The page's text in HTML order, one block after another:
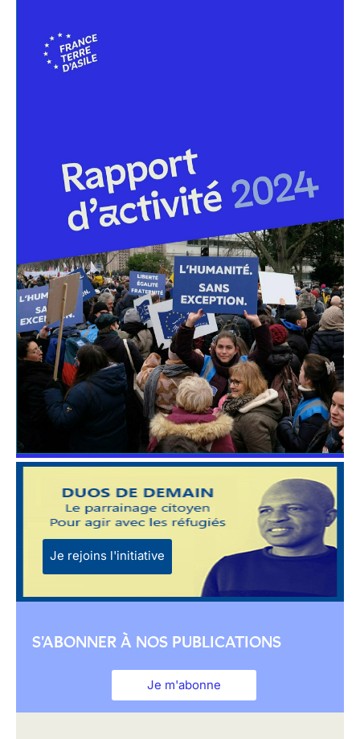
Je rejoins l'initiative
S'ABONNER À NOS PUBLICATIONS
Je m'abonne